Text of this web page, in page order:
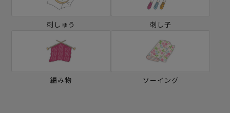
刺しゅう 刺し子
編み物 ソーイング